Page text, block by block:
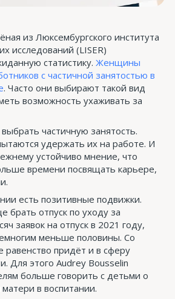
из Люксембургского института
исследований (LISER)
статистику. Женщины
с частичной занятостью в
. Часто они выбирают такой вид
возможность ухаживать за
частичную занятость.
удержать их на работе. И
устойчиво мнение, что
времени посвящать карьере,
есть позитивные подвижки.
брать отпуск по уходу за
заявок на отпуск в 2021 году,
меньше половины. Со
придёт и в сферу
Для этого Audrey Bousselin
больше говорить с детьми о
в воспитании.